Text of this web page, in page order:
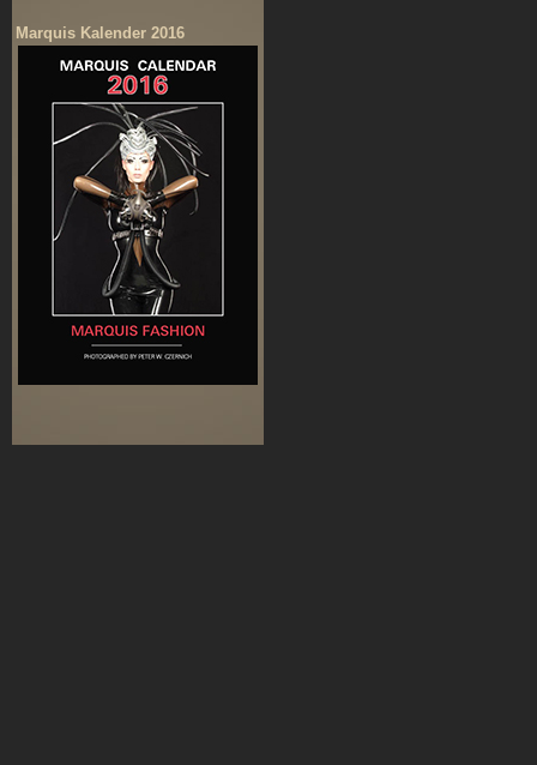
Marquis Kalender 2016